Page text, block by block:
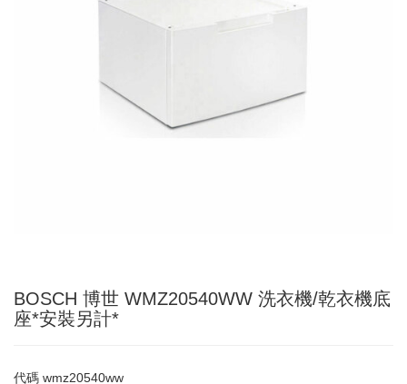
BOSCH 博世 WMZ20540WW 洗衣機/乾衣機底
座*安裝另計*
代碼 wmz20540ww